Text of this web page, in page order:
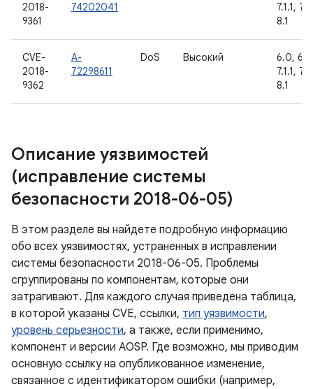
2018-
9361
74202041
7.1.1,
8.1
CVE-
2018-
9362
A-
72298611
DoS Высокий
6.0,
7.1.1,
8.1
Описание уязвимостей
(исправление системы
безопасности 2018-06-05)
В этом разделе вы найдете подробную информацию
обо всех уязвимостях, устраненных в исправлении
системы безопасности 2018-06-05. Проблемы
сгруппированы по компонентам, которые они
затрагивают. Для каждого случая приведена таблица,
в которой указаны CVE, ссылки, тип уязвимости,
уровень серьезности, а также, если применимо,
компонент и версии AOSP. Где возможно, мы приводим
основную ссылку на опубликованное изменение,
связанное с идентификатором ошибки (например,